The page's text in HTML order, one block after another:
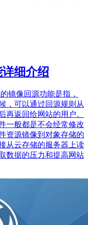
细介绍
镜像回源功能是指，
，可以通过回源规则从
再返回给网站的用户。
一般都是不会经常修改
资源镜像到对象存储的
从云存储的服务器上读
数据的压力和提高网站